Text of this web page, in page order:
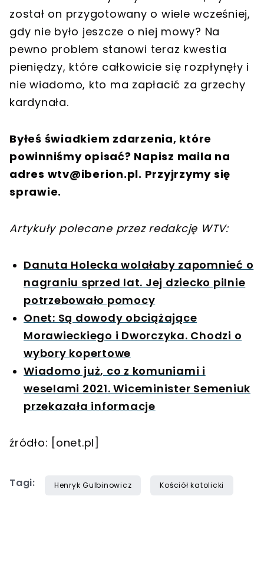
został on przygotowany o wiele wcześniej,
gdy nie było jeszcze o niej mowy? Na
pewno problem stanowi teraz kwestia
pieniędzy, które całkowicie się rozpłynęły i
nie wiadomo, kto ma zapłacić za grzechy
kardynała.
Byłeś świadkiem zdarzenia, które
powinniśmy opisać? Napisz maila na
adres wtv@iberion.pl. Przyjrzymy się
sprawie.
Artykuły polecane przez redakcję WTV:
Danuta Holecka wolałaby zapomnieć o
nagraniu sprzed lat. Jej dziecko pilnie
potrzebowało pomocy
Onet: Są dowody obciążające
Morawieckiego i Dworczyka. Chodzi o
wybory kopertowe
Wiadomo już, co z komuniami i
weselami 2021. Wiceminister Semeniuk
przekazała informacje
źródło: [onet.pl]
Tagi: Henryk Gulbinowicz Kościół katolicki